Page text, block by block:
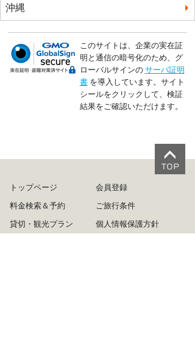
沖縄
このサイトは、企業の実在証
明と通信の暗号化のため、グ
ローバルサインの サーバ証明
書を導入しています。サイト
シールをクリックして、検証
結果をご確認いただけます。
トップページ
料金検索＆予約
貸切・観光プラン
会員登録
ご旅行条件
個人情報保護方針